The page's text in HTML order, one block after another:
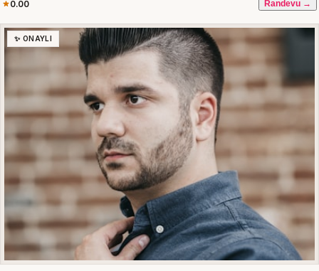
0.00 Randevu →
✨ ONAYLI